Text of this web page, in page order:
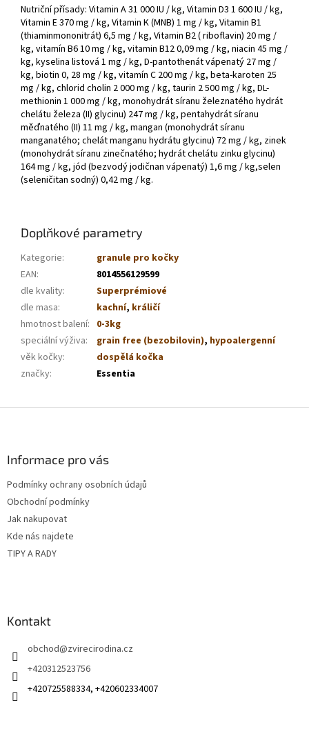
Nutriční přísady: Vitamin A 31 000 IU / kg, Vitamin D3 1 600 IU / kg,
Vitamin E 370 mg / kg, Vitamin K (MNB) 1 mg / kg, Vitamin B1
(thiaminmononitrát) 6,5 mg / kg, Vitamin B2 ( riboflavin) 20 mg /
kg, vitamín B6 10 mg / kg, vitamin B12 0,09 mg / kg, niacin 45 mg /
kg, kyselina listová 1 mg / kg, D-pantothenát vápenatý 27 mg /
kg, biotin 0, 28 mg / kg, vitamín C 200 mg / kg, beta-karoten 25
mg / kg, chlorid cholin 2 000 mg / kg, taurin 2 500 mg / kg, DL-
methionin 1 000 mg / kg, monohydrát síranu železnatého hydrát
chelátu železa (II) glycinu) 247 mg / kg, pentahydrát síranu
měďnatého (II) 11 mg / kg, mangan (monohydrát síranu
manganatého; chelát manganu hydrátu glycinu) 72 mg / kg, zinek
(monohydrát síranu zinečnatého; hydrát chelátu zinku glycinu)
164 mg / kg, jód (bezvodý jodičnan vápenatý) 1,6 mg / kg,selen
(seleničitan sodný) 0,42 mg / kg.
Doplňkové parametry
Kategorie:
granule pro kočky
EAN:
8014556129599
dle kvality:
Superprémiové
dle masa: kachní, králičí
hmotnost balení: 0-3kg
speciální výživa: grain free (bezobilovin), hypoalergenní
věk kočky:
dospělá kočka
značky: Essentia
Informace pro vás
Podmínky ochrany osobních údajů
Obchodní podmínky
Jak nakupovat
Kde nás najdete
TIPY A RADY
Kontakt
obchod@zvirecirodina.cz
+420312523756
+420725588334, +420602334007